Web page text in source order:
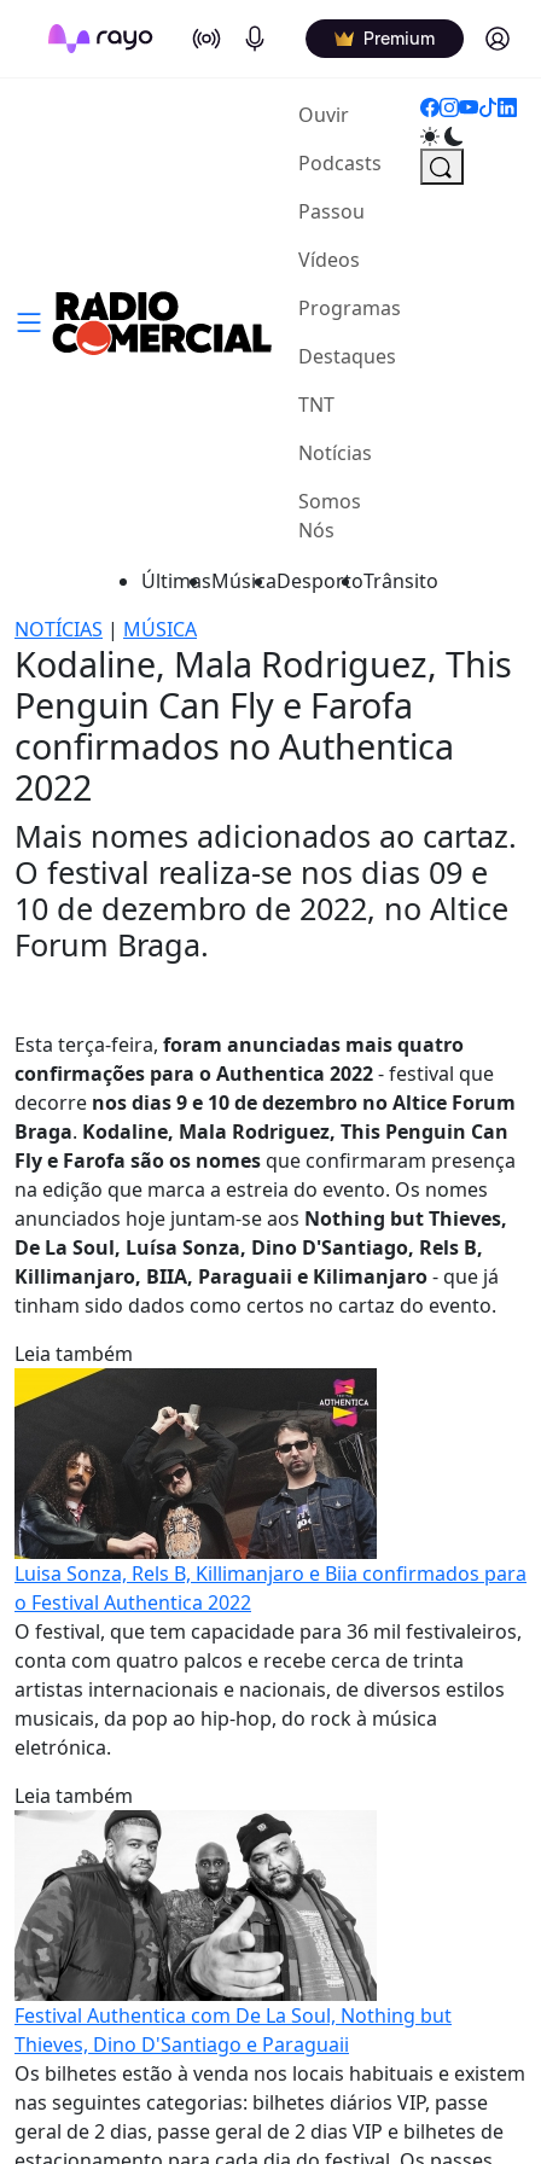
On Air Podcasts Premium Log in
Ouvir(current)
Podcasts
Passou
Vídeos
Programas
Destaques
TNT
Notícias
Somos
Nós
ÚltimasMúsicaDesportoTrânsito
NOTÍCIAS | MÚSICA
Kodaline, Mala Rodriguez, This
Penguin Can Fly e Farofa
confirmados no Authentica
2022
Mais nomes adicionados ao cartaz.
O festival realiza-se nos dias 09 e
10 de dezembro de 2022, no Altice
Forum Braga.
Esta terça-feira, foram anunciadas mais quatro
confirmações para o Authentica 2022- festival que
decorre nos dias 9 e 10 de dezembro no Altice Forum
Braga. Kodaline, Mala Rodriguez, This Penguin Can
Fly e Farofa são os nomesque confirmaram presença
na edição que marca a estreia do evento. Os nomes
anunciados hoje juntam-se aos Nothing but Thieves,
De La Soul, Luísa Sonza, Dino D'Santiago, Rels B,
Killimanjaro, BIIA, Paraguaii e Kilimanjaro- que já
tinham sido dados como certos no cartaz do evento.
Leia também
Luisa Sonza, Rels B, Killimanjaro e Biia confirmados para
o Festival Authentica 2022
O festival, que tem capacidade para 36 mil festivaleiros,
conta com quatro palcos e recebe cerca de trinta
artistas internacionais e nacionais, de diversos estilos
musicais, da pop ao hip-hop, do rock à música
eletrónica.
Leia também
Festival Authentica com De La Soul, Nothing but
Thieves, Dino D'Santiago e Paraguaii
Os bilhetes estão à venda nos locais habituais e existem
nas seguintes categorias: bilhetes diários VIP, passe
geral de 2 dias, passe geral de 2 dias VIP e bilhetes de